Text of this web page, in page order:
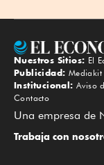
Nuestros Sitios: El
Publicidad: Mediakit
Institucional: Aviso
Contacto
Una empresa de
Trabaja con